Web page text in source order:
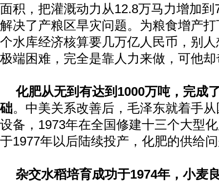
面积，把灌溉动力从12.8万马力增加到
解决了产粮区旱灾问题。为粮食增产
个水库经济核算要几万亿人民币，别
极端困难，完全是靠人力来做，可他
化肥从无到有达到 1000万吨，完成
础。中美关系改善后，毛泽东就着手
设备， 1973年在全国修建十三个大型
于1977年以后陆续投产，化肥的供给
杂交水稻培育成功于1974年，小麦